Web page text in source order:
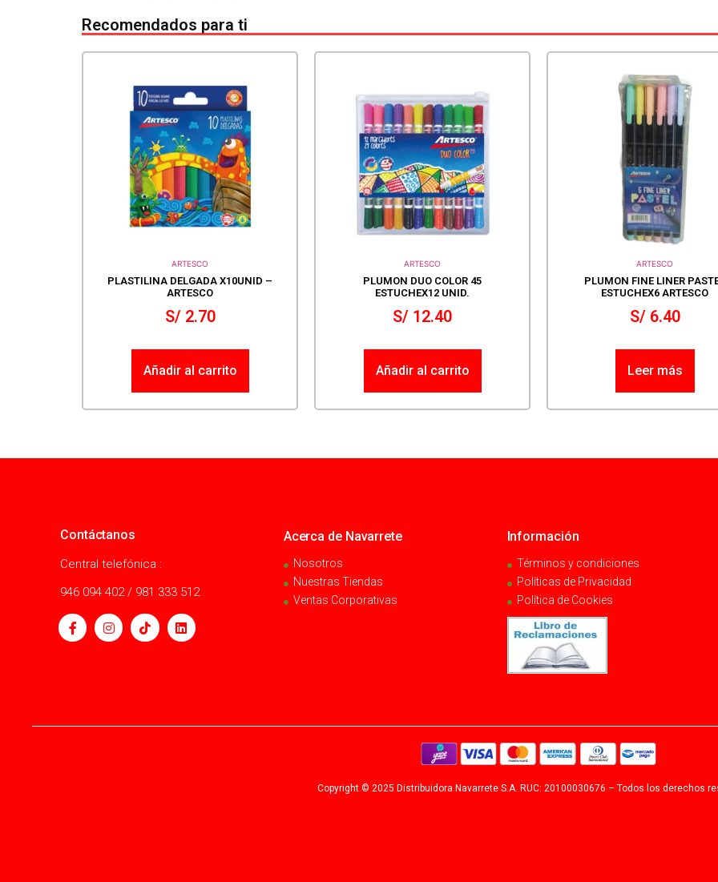
Recomendados para ti
ARTESCO
PLASTILINA DELGADA X10UNID –
ARTESCO
S/2.70
Añadir al carrito
ARTESCO
PLUMON DUO COLOR 45
ESTUCHEX12 UNID.
S/ 12.40
Añadir al carrito
ARTESCO
PLUMON FINE LINER
ESTUCHEX6 ARTESCO
S/6.40
Leer más
Contáctanos
Central telefónica :
946 094 402 / 981 333 512
Acerca de Navarrete
Nosotros
Nuestras Tiendas
Ventas Corporativas
Información
Términos y condiciones
Políticas de Privacidad
Política de Cookies
Copyright © 2025 Distribuidora Navarrete S.A. RUC: 20100030676 – Todos los derechos